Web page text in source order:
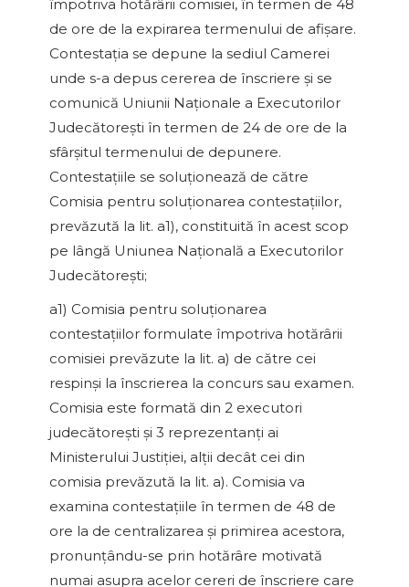
împotriva hotărârii comisiei, în termen de 48
de ore de la expirarea termenului de afişare.
Contestaţia se depune la sediul Camerei
unde s-a depus cererea de înscriere şi se
comunică Uniunii Naţionale a Executorilor
Judecătoreşti în termen de 24 de ore de la
sfârşitul termenului de depunere.
Contestaţiile se soluţionează de către
Comisia pentru soluţionarea contestaţiilor,
prevăzută la lit. a1), constituită în acest scop
pe lângă Uniunea Naţională a Executorilor
Judecătoreşti;
a1) Comisia pentru soluţionarea
contestaţiilor formulate împotriva hotărârii
comisiei prevăzute la lit. a) de către cei
respinşi la înscrierea la concurs sau examen.
Comisia este formată din 2 executori
judecătoreşti şi 3 reprezentanţi ai
Ministerului Justiţiei, alţii decât cei din
comisia prevăzută la lit. a). Comisia va
examina contestaţiile în termen de 48 de
ore la de centralizarea şi primirea acestora,
pronunţându-se prin hotărâre motivată
numai asupra acelor cereri de înscriere care